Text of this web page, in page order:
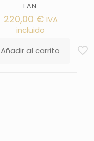
EAN:
220,00 € IVA
incluido
Añadir al carrito